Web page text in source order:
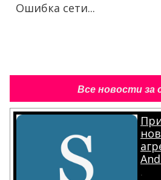
Ошибка сети...
Все новости за
.